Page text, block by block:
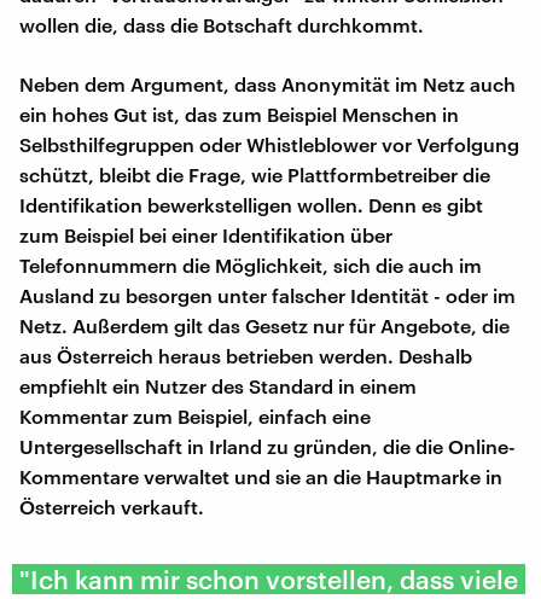
wollen die, dass die Botschaft durchkommt.
Neben dem Argument, dass Anonymität im Netz auch
ein hohes Gut ist, das zum Beispiel Menschen in
Selbsthilfegruppen oder Whistleblower vor Verfolgung
schützt, bleibt die Frage, wie Plattformbetreiber die
Identifikation bewerkstelligen wollen. Denn es gibt
zum Beispiel bei einer Identifikation über
Telefonnummern die Möglichkeit, sich die auch im
Ausland zu besorgen unter falscher Identität - oder im
Netz. Außerdem gilt das Gesetz nur für Angebote, die
aus Österreich heraus betrieben werden. Deshalb
empfiehlt ein Nutzer des Standard in einem
Kommentar zum Beispiel, einfach eine
Untergesellschaft in Irland zu gründen, die die Online-
Kommentare verwaltet und sie an die Hauptmarke in
Österreich verkauft.
"Ich kann mir schon vorstellen, dass viele